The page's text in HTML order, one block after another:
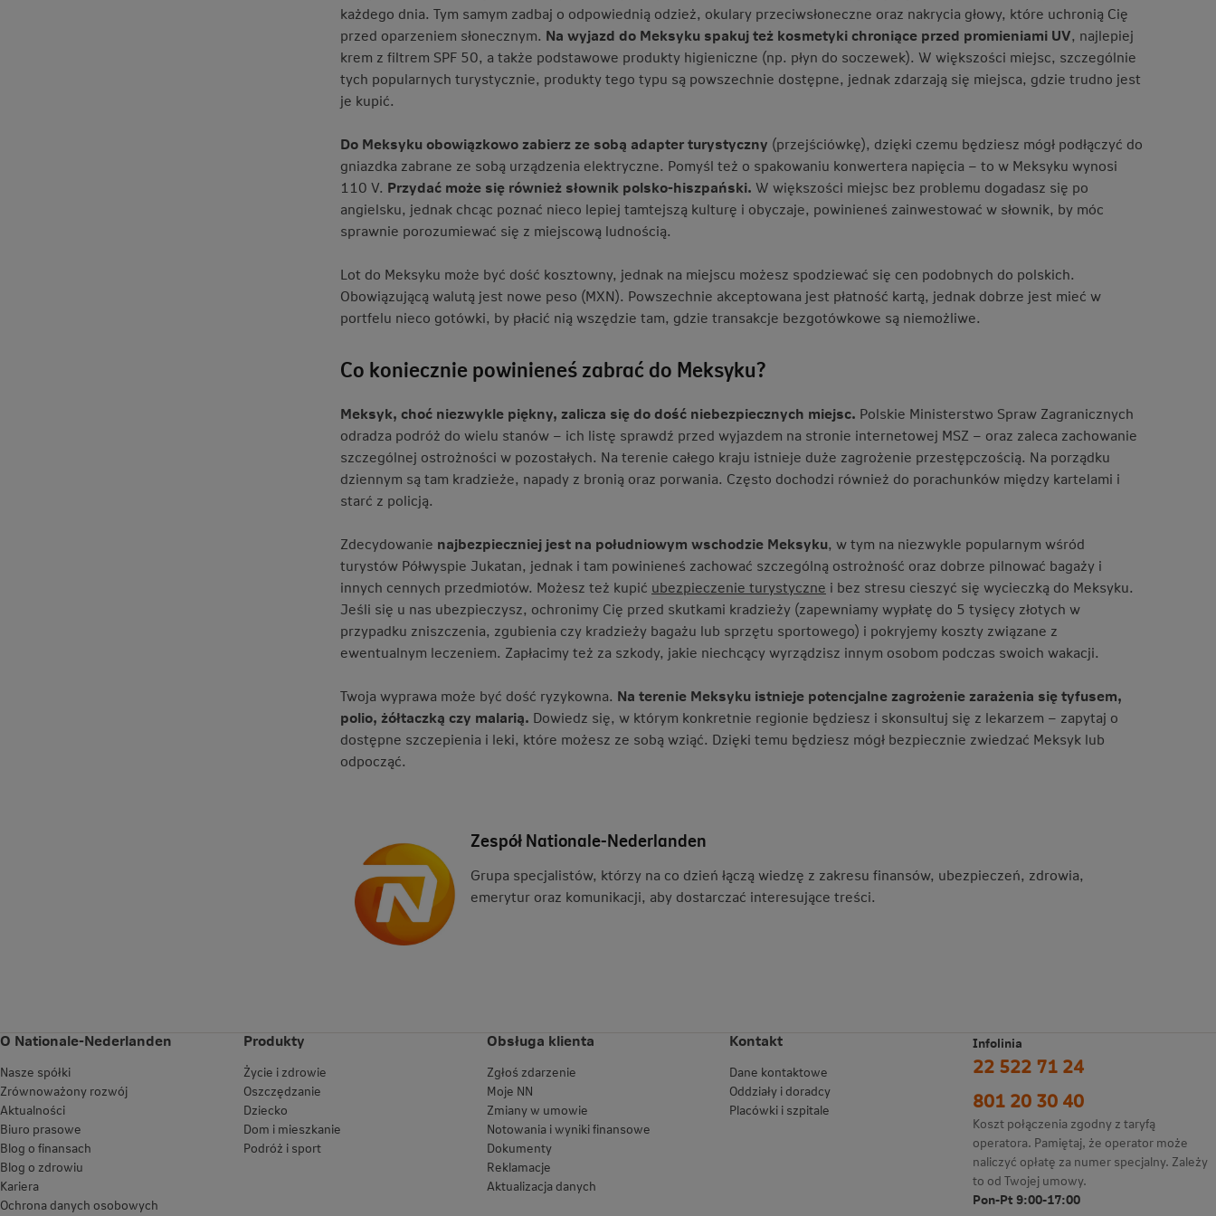
każdego dnia. Tym samym zadbaj o odpowiednią odzież, okulary przeciwsłoneczne oraz nakrycia głowy, które uchronią Cię
przed oparzeniem słonecznym. Na wyjazd do Meksyku spakuj też kosmetyki chroniące przed promieniami UV, najlepiej
krem z filtrem SPF 50, a także podstawowe produkty higieniczne (np. płyn do soczewek). W większości miejsc, szczególnie
tych popularnych turystycznie, produkty tego typu są powszechnie dostępne, jednak zdarzają się miejsca, gdzie trudno jest
je kupić.
Do Meksyku obowiązkowo zabierz ze sobą adapter turystyczny (przejściówkę), dzięki czemu będziesz mógł podłączyć do
gniazdka zabrane ze sobą urządzenia elektryczne. Pomyśl też o spakowaniu konwertera napięcia – to w Meksyku wynosi
110 V. Przydać może się również słownik polsko-hiszpański. W większości miejsc bez problemu dogadasz się po
angielsku, jednak chcąc poznać nieco lepiej tamtejszą kulturę i obyczaje, powinieneś zainwestować w słownik, by móc
sprawnie porozumiewać się z miejscową ludnością.
Lot do Meksyku może być dość kosztowny, jednak na miejscu możesz spodziewać się cen podobnych do polskich.
Obowiązującą walutą jest nowe peso (MXN). Powszechnie akceptowana jest płatność kartą, jednak dobrze jest mieć w
portfelu nieco gotówki, by płacić nią wszędzie tam, gdzie transakcje bezgotówkowe są niemożliwe.
Co koniecznie powinieneś zabrać do Meksyku?
Meksyk, choć niezwykle piękny, zalicza się do dość niebezpiecznych miejsc. Polskie Ministerstwo Spraw Zagranicznych
odradza podróż do wielu stanów – ich listę sprawdź przed wyjazdem na stronie internetowej MSZ – oraz zaleca zachowanie
szczególnej ostrożności w pozostałych. Na terenie całego kraju istnieje duże zagrożenie przestępczością. Na porządku
dziennym są tam kradzieże, napady z bronią oraz porwania. Często dochodzi również do porachunków między kartelami i
starć z policją.
Zdecydowanie najbezpieczniej jest na południowym wschodzie Meksyku, w tym na niezwykle popularnym wśród
turystów Półwyspie Jukatan, jednak i tam powinieneś zachować szczególną ostrożność oraz dobrze pilnować bagaży i
innych cennych przedmiotów. Możesz też kupić ubezpieczenie turystyczne i bez stresu cieszyć się wycieczką do Meksyku.
Jeśli się u nas ubezpieczysz, ochronimy Cię przed skutkami kradzieży (zapewniamy wypłatę do 5 tysięcy złotych w
przypadku zniszczenia, zgubienia czy kradzieży bagażu lub sprzętu sportowego) i pokryjemy koszty związane z
ewentualnym leczeniem. Zapłacimy też za szkody, jakie niechcący wyrządzisz innym osobom podczas swoich wakacji.
Twoja wyprawa może być dość ryzykowna. Na terenie Meksyku istnieje potencjalne zagrożenie zarażenia się tyfusem,
polio, żółtaczką czy malarią. Dowiedz się, w którym konkretnie regionie będziesz i skonsultuj się z lekarzem – zapytaj o
dostępne szczepienia i leki, które możesz ze sobą wziąć. Dzięki temu będziesz mógł bezpiecznie zwiedzać Meksyk lub
odpocząć.
Zespół Nationale-Nederlanden
Grupa specjalistów, którzy na co dzień łączą wiedzę z zakresu finansów, ubezpieczeń, zdrowia,
emerytur oraz komunikacji, aby dostarczać interesujące treści.
O Nationale-Nederlanden
Nasze spółki
Zrównoważony rozwój
Aktualności
Biuro prasowe
Blog o finansach
Blog o zdrowiu
Kariera
Ochrona danych osobowych
Produkty
Życie i zdrowie
Oszczędzanie
Dziecko
Dom i mieszkanie
Podróż i sport
Obsługa klienta
Zgłoś zdarzenie
Moje NN
Zmiany w umowie
Notowania i wyniki finansowe
Dokumenty
Reklamacje
Aktualizacja danych
Kontakt
Dane kontaktowe
Oddziały i doradcy
Placówki i szpitale
Infolinia
22 522 71 24
801 20 30 40
Koszt połączenia zgodny z taryfą
operatora. Pamiętaj, że operator może
naliczyć opłatę za numer specjalny. Zależy
to od Twojej umowy.
Pon-Pt 9:00-17:00